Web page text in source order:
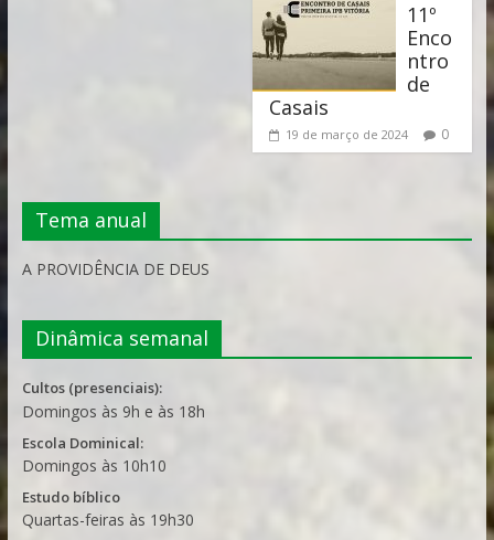
11º
Enco
ntro
de
Casais
19 de março de 2024 0
Tema anual
A PROVIDÊNCIA DE DEUS
Dinâmica semanal
Cultos (presenciais):
Domingos às 9h e às 18h
Escola Dominical:
Domingos às 10h10
Estudo bíblico
Quartas-feiras às 19h30